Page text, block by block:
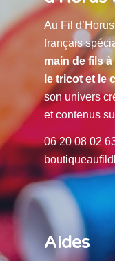
Au Fil
français
main de fils
le tricot et le
son univers
et contenus
06 20 08 02
Aides